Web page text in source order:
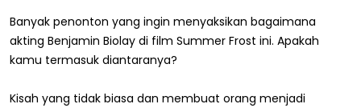
Banyak penonton yang ingin menyaksikan bagaimana
akting Benjamin Biolay di film Summer Frost ini. Apakah
kamu termasuk diantaranya?
Kisah yang tidak biasa dan membuat orang menjadi